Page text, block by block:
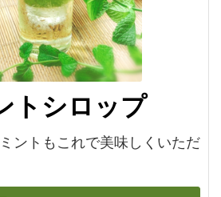
トシロップ
ントもこれで美味しくいただ